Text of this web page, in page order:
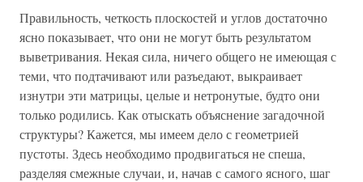
Правильность, четкость плоскостей и углов достаточно
ясно показывает, что они не могут быть результатом
выветривания. Некая сила, ничего общего не имеющая с
теми, что подтачивают или разъедают, выкраивает
изнутри эти матрицы, целые и нетронутые, будто они
только родились. Как отыскать объяснение загадочной
структуры? Кажется, мы имеем дело с геометрией
пустоты. Здесь необходимо продвигаться не спеша,
разделяя смежные случаи, и, начав с самого ясного, шаг